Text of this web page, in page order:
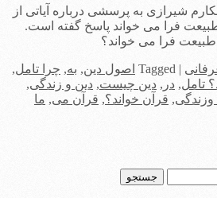
شیرازی به پرسشی درباره آیاتی از
فرا می خواند پاسخ گفته است.
طبیعت فرا می خواند؟
|
Tagged اصول دین, به, چرا تامل,
تامل, در , دین چیست, دین و زندگی,
وزندگی, قرآن خواند؟, قرآن می, ما